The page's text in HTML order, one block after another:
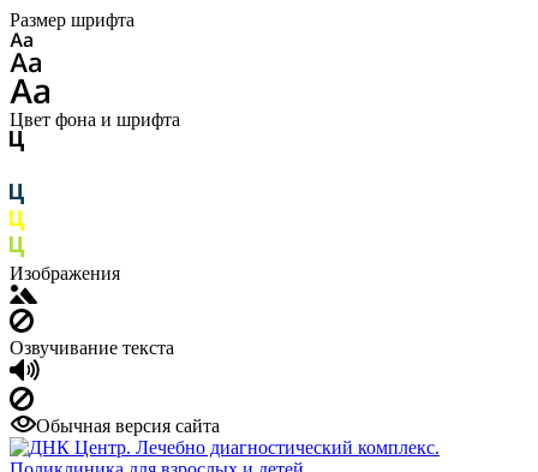
Размер шрифта
Цвет фона и шрифта
Изображения
Озвучивание текста
Обычная версия сайта